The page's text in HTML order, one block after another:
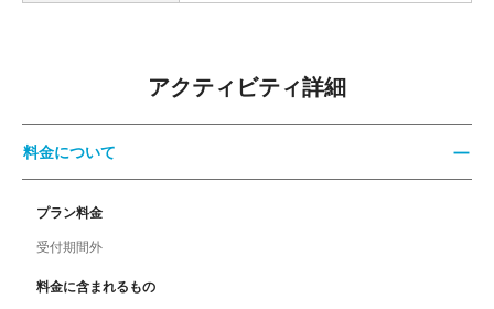
アクティビティ詳細
料金について
プラン料金
受付期間外
料金に含まれるもの